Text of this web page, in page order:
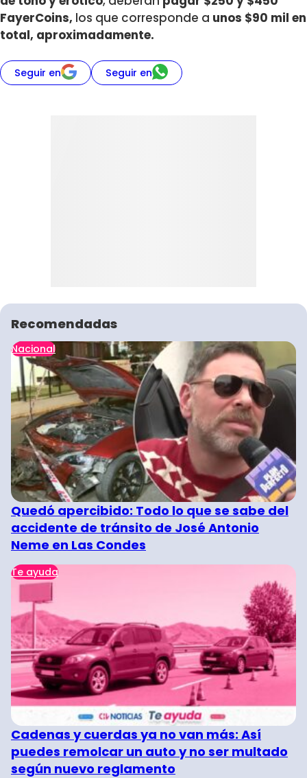
FayerCoins, los que corresponde a unos $90 mil en
total, aproximadamente.
Seguir en Seguir en
Recomendadas
Nacional
Quedó apercibido: Todo lo que se sabe del
accidente de tránsito de José Antonio
Neme en Las Condes
Te ayuda
Cadenas y cuerdas ya no van más: Así
puedes remolcar un auto y no ser multado
según nuevo reglamento